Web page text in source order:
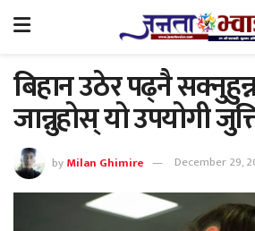
बिहान उठेर पढ्नै
जान्नुहोस् यो उपयोगी
byMilan Ghimire December 29,